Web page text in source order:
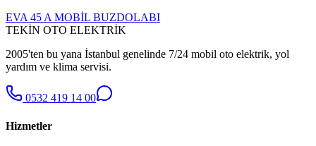
EVA 45 A MOBİL BUZDOLABI
TEKİN OTO ELEKTRİK
2005'ten bu yana İstanbul genelinde 7/24 mobil oto elektrik, yol
yardım ve klima servisi.
0532 419 14 00
Hizmetler